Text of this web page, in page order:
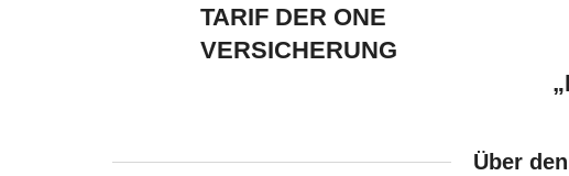
TARIF DER ONE
VERSICHERUNG
Über